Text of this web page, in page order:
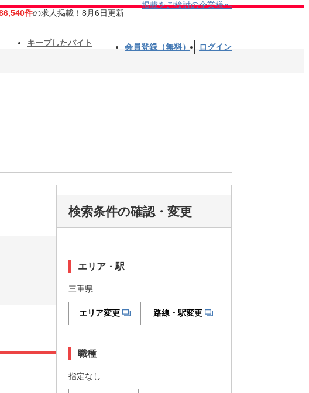
件の求人掲載！8月6日更新
掲載をご検討の企業様へ
キープしたバイト 会員登録（無料） ログイン
検索条件の確認・変更
エリア・駅
三重県
エリア変更 路線・駅変更
職種
指定なし